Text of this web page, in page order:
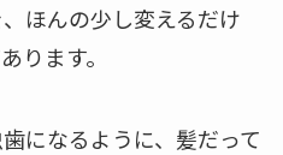
ほんの少し変えるだけ
ります。
になるように、髪だって